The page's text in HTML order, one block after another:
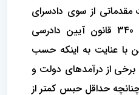
از سوی دادسرای
مربوطه و در اجرای ماده 340 قانون آیین دادرسی
با عنایت به اینکه حسب
وصول برخی از درآمدهای دولت و
حداقل حبس کمتر از